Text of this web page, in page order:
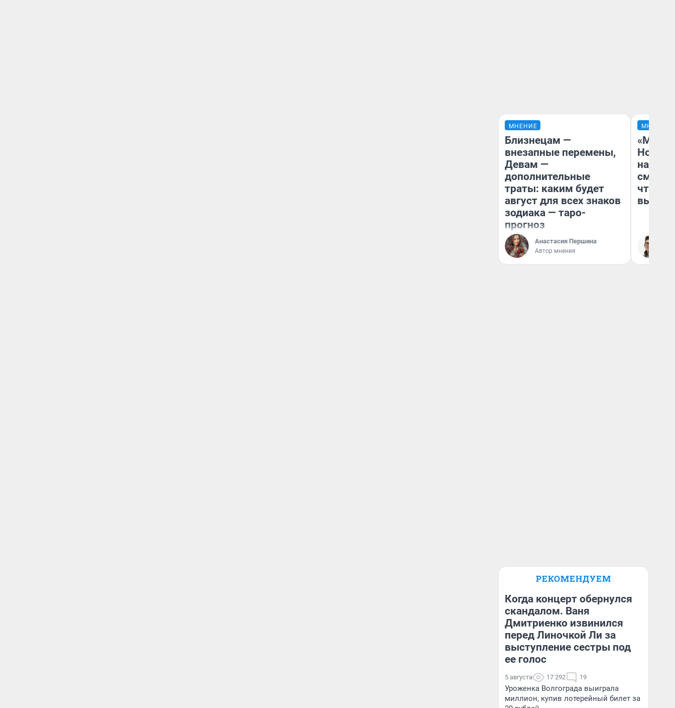
МНЕНИЕ
Близнецам —
внезапные перемены,
Девам —
дополнительные
траты: каким будет
август для всех знаков
зодиака — таро-
прогноз
Анастасия Першина
Автор мнения
МНЕНИЕ
«Мы
чтобы
РЕКОМЕНДУЕМ
Когда концерт обернулся
скандалом. Ваня
Дмитриенко извинился
перед Линочкой Ли за
выступление сестры под
ее голос
5 августа 17 292 19
Уроженка Волгограда выиграла
миллион, купив лотерейный билет за